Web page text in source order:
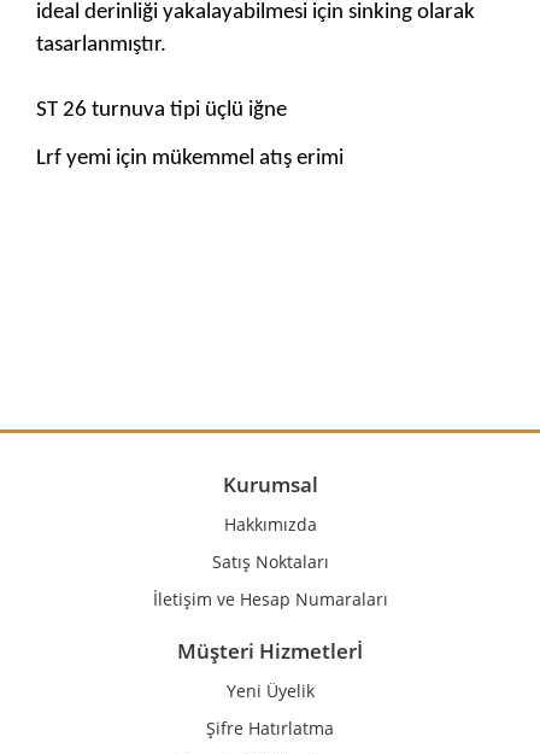
ideal derinliği yakalayabilmesi için sinking olarak
tasarlanmıştır.
ST 26 turnuva tipi üçlü iğne
Lrf yemi için mükemmel atış erimi
Ürün açıklamasında eksik bilgiler bulunuyor.
Ürün bilgilerinde hatalar bulunuyor.
Gönder
Kurumsal
Hakkımızda
Satış Noktaları
İletişim ve Hesap Numaraları
Müşteri Hizmetlerİ
Yeni Üyelik
Şifre Hatırlatma